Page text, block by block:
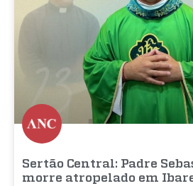
Sertão Central: Padre
morre atropelado em